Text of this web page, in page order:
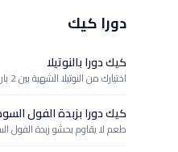
دورا كيك
كيك دورا بالنوتيلا
اختيارك من النوتيلا الشهية بين 2 بان كيك رقيق
كيك دورا بزبدة الفول
طعم لا يقاوم بحشو زبدة الفول